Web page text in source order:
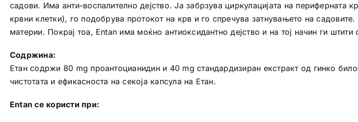
садови. Има анти-воспалително дејство. Ја забрзува циркулацијата на периферната
крвни клетки), го подобрува протокот на крв и го спречува затнувањето на
материи. Покрај тоа, Entan има моќно антиоксидантно дејство и на тој начин ги
Содржина:
Етан содржи 80 mg проантоцианидин и 40 mg стандардизиран екстракт од гинко
чистотата и ефикасноста на секоја капсула на Етан.
Entan се користи при: